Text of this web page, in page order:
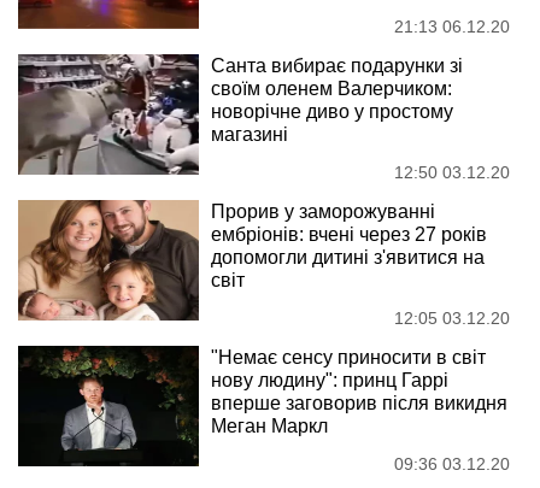
21:13 06.12.20
Санта вибирає подарунки зі
своїм оленем Валерчиком:
новорічне диво у простому
магазині
12:50 03.12.20
Прорив у заморожуванні
ембріонів: вчені через 27 років
допомогли дитині з'явитися на
світ
12:05 03.12.20
"Немає сенсу приносити в світ
нову людину": принц Гаррі
вперше заговорив після викидня
Меган Маркл
09:36 03.12.20